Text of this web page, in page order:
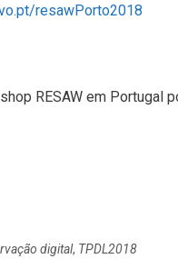
resawPorto2018
RESAW em Portugal
digital, TPDL2018